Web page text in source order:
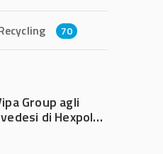
70
Group agli
di Hexpol